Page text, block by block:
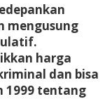
mengusung
harga
dan bisa
1999 tentang